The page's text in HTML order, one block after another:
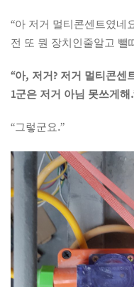
“아 저거 멀티콘센트였네
전 또 뭔 장치인줄알고 뺄
“아, 저거? 저거 멀티콘센
1군은 저거 아님 못쓰게해
“그렇군요.”